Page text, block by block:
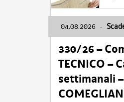
04.08.2026 -
330/26 –
TECNICO –
settimanali